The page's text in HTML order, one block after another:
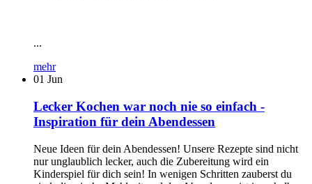
...
mehr
01 Jun
Lecker Kochen war noch nie so einfach -
Inspiration für dein Abendessen
Neue Ideen für dein Abendessen! Unsere Rezepte sind nicht
nur unglaublich lecker, auch die Zubereitung wird ein
Kinderspiel für dich sein! In wenigen Schritten zauberst du